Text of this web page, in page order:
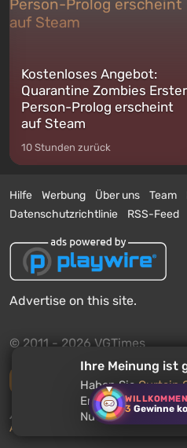
3 Gewinne
Kostenloses Angebot:
Quarantine Zombies
Person-Prolog erscheint
auf Steam
10 Stunden zurück
Hilfe Werbung Über uns Team
Datenschutzrichtlinie
RSS-Feed
Advertise on this site.
© 2011 - 2026 VGTimes
Vollständige Version
Push-Benachrichtigungen
Aktivieren
Ihre Meinung ist
Haben SieCurtain
Empfehlen Sie
Nutzern?